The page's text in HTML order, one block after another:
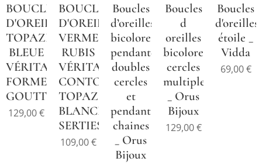
BOUCLES
D'OREILLES
TOPAZE
BLEUE
VÉRITABLE
FORME
GOUTTE
129,00€
BOUCLES
D'OREILLES
VERMEIL
RUBIS
VÉRITABLE
CONTOUR
TOPAZES
BLANCHES
SERTIES.
109,00€
Boucles
d’oreilles
bicolore
pendantes
doubles
cercles
et
pendant
chaines
_ Orus
Bijoux
Boucles
d
oreilles
bicolore
cercles
multiples
_ Orus
Bijoux
129,00€
Boucles
d'oreilles
étoile _
Vidda
69,00€